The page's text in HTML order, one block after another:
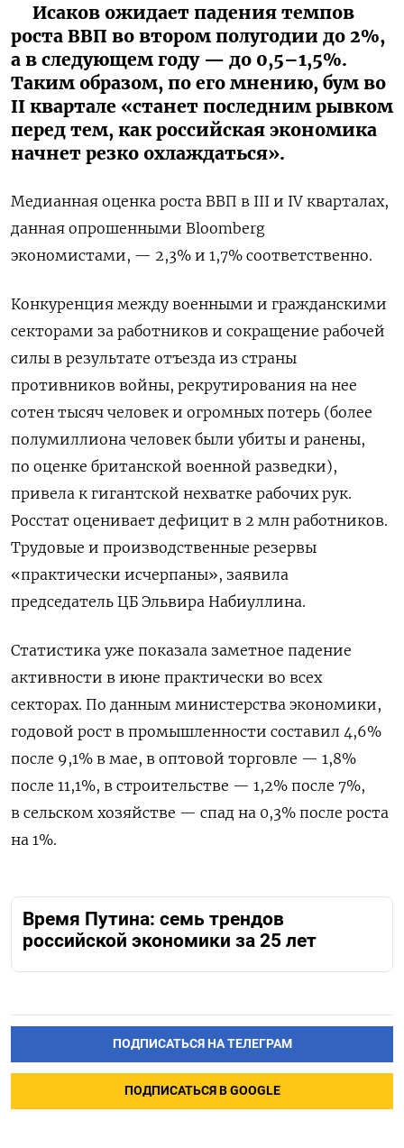
Исаков ожидает падения темпов
роста ВВП во втором полугодии до 2%,
а в следующем году — до 0,5–1,5%.
Таким образом, по его мнению, бум во
II квартале «станет последним рывком
перед тем, как российская экономика
начнет резко охлаждаться».
Медианная оценка роста ВВП в III и IV кварталах,
данная опрошенными Bloomberg
экономистами, — 2,3% и 1,7% соответственно.
Конкуренция между военными и гражданскими
секторами за работников и сокращение рабочей
силы в результате отъезда из страны
противников войны, рекрутирования на нее
сотен тысяч человек и огромных потерь (более
полумиллиона человек были убиты и ранены,
по оценке британской военной разведки),
привела к гигантской нехватке рабочих рук.
Росстат оценивает дефицит в 2 млн работников.
Трудовые и производственные резервы
«практически исчерпаны», заявила
председатель ЦБ Эльвира Набиуллина.
Статистика уже показала заметное падение
активности в июне практически во всех
секторах. По данным министерства экономики,
годовой рост в промышленности составил 4,6%
после 9,1% в мае, в оптовой торговле — 1,8%
после 11,1%, в строительстве — 1,2% после 7%,
в сельском хозяйстве — спад на 0,3% после роста
на 1%.
Время Путина: семь трендов
российской экономики за 25 лет
ПОДПИСАТЬСЯ НА ТЕЛЕГРАМ
ПОДПИСАТЬСЯ В GOOGLE